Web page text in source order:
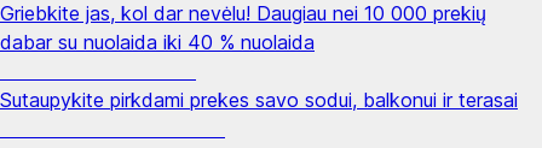
Griebkite jas, kol dar nevėlu! Daugiau nei 10 000 prekių
dabar su nuolaida iki 40 % nuolaida
Sutaupykite pirkdami prekes savo sodui, balkonui ir terasai